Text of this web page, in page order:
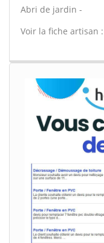
Abri de jardin -
Voir la fiche artisan :